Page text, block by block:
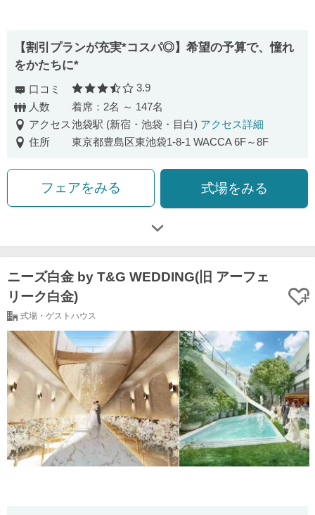
【割引プランが充実*コスパ◎】希望の予算で、憧れ
をかたちに*
口コミ 口コミ評価
3.9
人数
着席：2名 ～ 147名
アクセス池袋駅 (新宿・池袋・目白) アクセス詳細
住所
東京都豊島区東池袋1-8-1 WACCA 6F～8F
フェアをみる 式場をみる
ニーズ白金 by T&G WEDDING(旧 アーフェ
リーク白金)
式場・ゲストハウス